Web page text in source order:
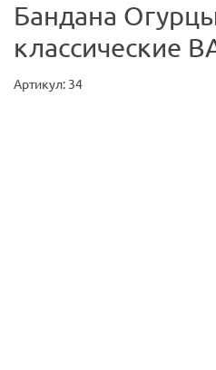
Бандана
классические
Артикул: 34